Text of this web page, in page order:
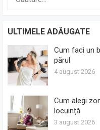
ULTIMELE ADĂUGATE
Cum faci un
părul
4 august 2026
Cum alegi
locuință
3 august 2026